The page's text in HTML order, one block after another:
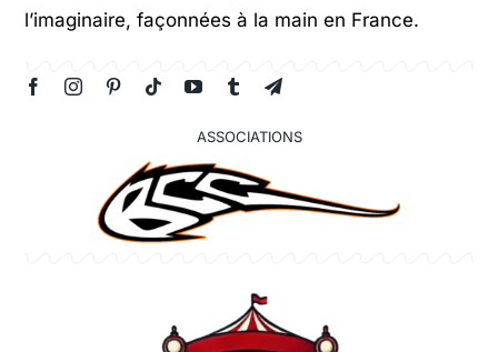
l’imaginaire, façonnées à la main en France.
ASSOCIATIONS